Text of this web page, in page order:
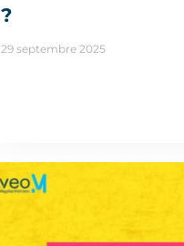
?
29 septembre 2025